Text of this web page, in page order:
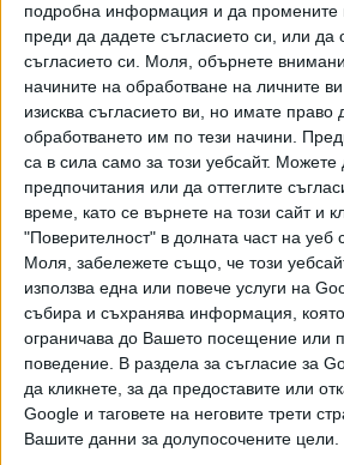
подробна информация и да промените
преди да дадете съгласието си, или да
съгласието си.
Моля, обърнете
начините на обработване на личните
изисква съгласието ви, но имате право
обработването им по тези начини.
са в сила само за този уебсайт.
предпочитания или да оттеглите
време, като се върнете на този сайт и
"Поверителност" в долната част на уеб
Моля, забележете също, че този
използва една или повече услуги на
събира и съхранява информация,
ограничава до Вашето посещение или
поведение. В раздела за съгласие за
да кликнете, за да предоставите или
Google и таговете на неговите трети
Вашите данни за долупосочените цели.
съответствие на банката. Той
„няма да купува акции от Дерипаска,
друго санкционирано лице или
Чрез свой говорител Дерипаска
нищо общо със Strabag и се оплака
"несправедливостта на западните
През април Европейският парламент
австрийски официални лица писмо, в
упражнят допълнителен натиск, за
да напусне Русия.
„Нека бъдем ясни - дейностите на
International в Русия допринасят за
бюджета, като осигуряват
продължаване на военната агресия